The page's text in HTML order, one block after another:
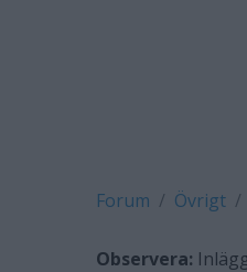
Forum Övrigt
Observera: